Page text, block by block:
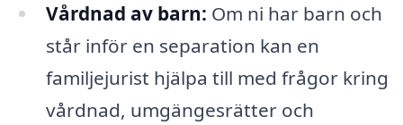
Vårdnad av barn: Om ni har barn och
står inför en separation kan en
familjejurist hjälpa till med frågor kring
vårdnad, umgängesrätter och